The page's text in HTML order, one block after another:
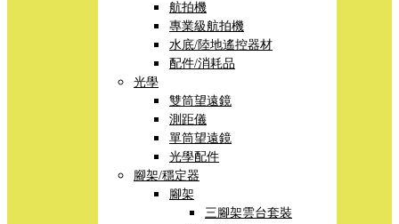
航拍機
專業級航拍機
水底/陸地遙控器材
配件/消耗品
光學
雙筒望遠鏡
測距儀
單筒望遠鏡
光學配件
腳架/穩定器
腳架
三腳架雲台套裝